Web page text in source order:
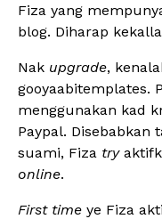
Fiza yang
blog. Diharap
Nak upgrade,
gooyaabitemplates.
menggunakan kad
Paypal. Disebabkan
suami, Fiza try
online.
First time ye Fiza